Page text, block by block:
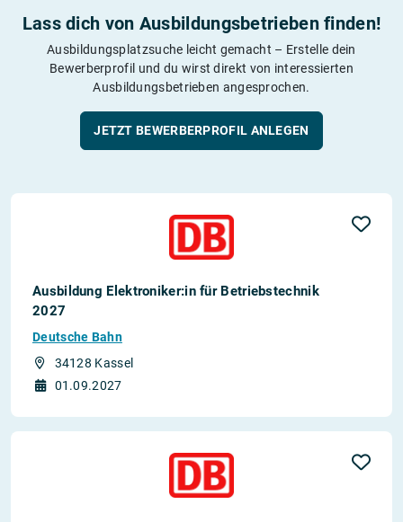
Lass dich von Ausbildungs­betrieben finden!
Ausbildungsplatzsuche leicht gemacht – Erstelle dein
Bewerberprofil und du wirst direkt von interessierten
Ausbildungsbetrieben angesprochen.
JETZT BEWERBERPROFIL ANLEGEN
Ausbildung Elektroniker:in für Betriebstechnik
2027
Deutsche Bahn
34128 Kassel
01.09.2027